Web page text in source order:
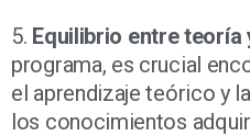
5. Equilibrio entre teoría
programa, es crucial
el aprendizaje teórico y
los conocimientos